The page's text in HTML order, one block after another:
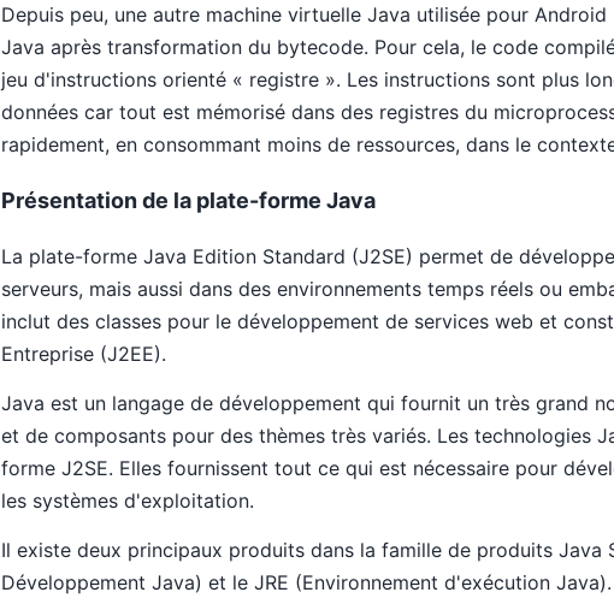
Depuis peu, une autre machine virtuelle Java utilisée pour
Java après transformation du bytecode. Pour cela, le code
jeu d'instructions orienté « registre ». Les instructions sont plus
données car tout est mémorisé dans des registres du
rapidement, en consommant moins de ressources, dans le
Présentation de la plate-forme Java
La plate-forme Java Edition Standard (J2SE) permet de
serveurs, mais aussi dans des environnements temps réels ou
inclut des classes pour le développement de services web et
Entreprise (J2EE).
Java est un langage de développement qui fournit un très grand
et de composants pour des thèmes très variés. Les technologies
forme J2SE. Elles fournissent tout ce qui est nécessaire pour
les systèmes d'exploitation.
Il existe deux principaux produits dans la famille de produits Java
Développement Java) et le JRE (Environnement d'exécution Java).